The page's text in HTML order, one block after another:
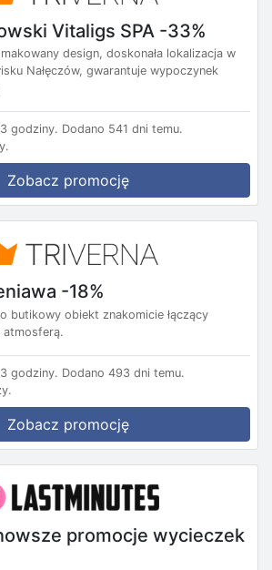
Vitaligs SPA -33%
design, doskonała lokalizacja w
Nałęczów, gwarantuje wypoczynek
godziny. Dodano 541 dni temu.
Zobacz promocję
-18%
butikowy obiekt znakomicie łączący
godziny. Dodano 493 dni temu.
Zobacz promocję
promocje wycieczek